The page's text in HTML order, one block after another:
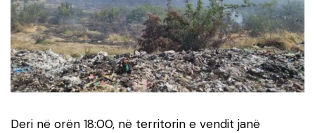
Deri në orën 18:00, në territorin e vendit janë